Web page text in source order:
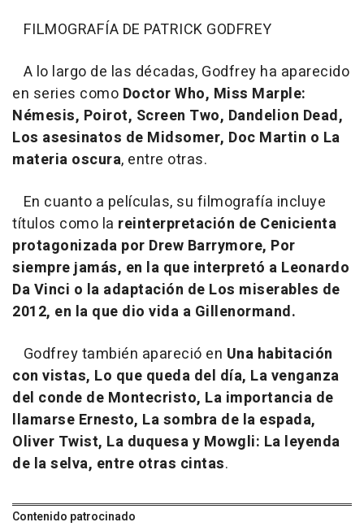
FILMOGRAFÍA DE PATRICK GODFREY
A lo largo de las décadas, Godfrey ha aparecido
en series como Doctor Who, Miss Marple:
Némesis, Poirot, Screen Two, Dandelion Dead,
Los asesinatos de Midsomer, Doc Martin o La
materia oscura, entre otras.
En cuanto a películas, su filmografía incluye
títulos como la reinterpretación de Cenicienta
protagonizada por Drew Barrymore, Por
siempre jamás, en la que interpretó a Leonardo
Da Vinci o la adaptación de Los miserables de
2012, en la que dio vida a Gillenormand.
Godfrey también apareció en Una habitación
con vistas, Lo que queda del día, La venganza
del conde de Montecristo, La importancia de
llamarse Ernesto, La sombra de la espada,
Oliver Twist, La duquesa y Mowgli: La leyenda
de la selva, entre otras cintas.
Contenido patrocinado